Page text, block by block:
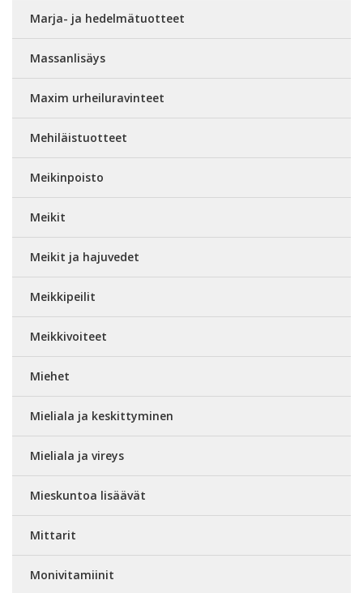
Marja- ja hedelmätuotteet
Massanlisäys
Maxim urheiluravinteet
Mehiläistuotteet
Meikinpoisto
Meikit
Meikit ja hajuvedet
Meikkipeilit
Meikkivoiteet
Miehet
Mieliala ja keskittyminen
Mieliala ja vireys
Mieskuntoa lisäävät
Mittarit
Monivitamiinit